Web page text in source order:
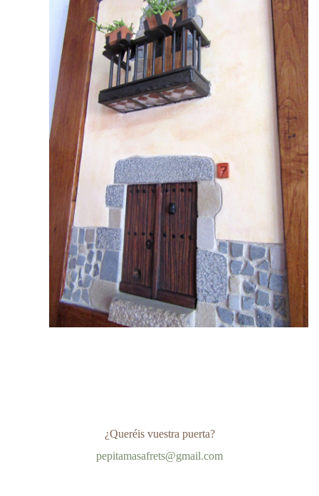
¿Queréis vuestra puerta?
pepitamasafrets@gmail.com